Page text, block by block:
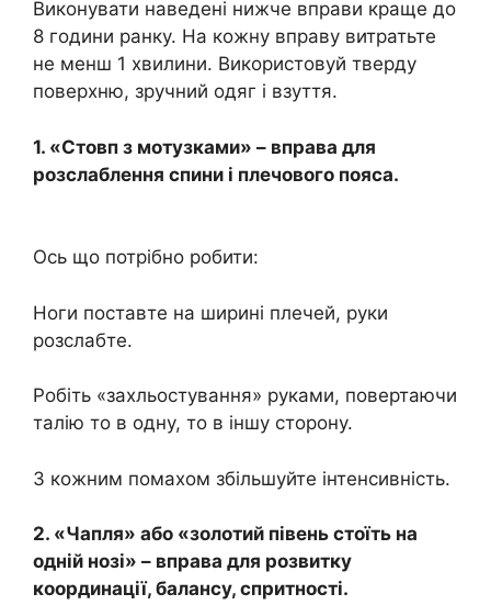
Виконувати наведені нижче вправи краще до
8 години ранку. На кожну вправу витратьте
не менш 1 хвилини. Використовуй тверду
поверхню, зручний одяг і взуття.
1. «Стовп з мотузками» – вправа для
розслаблення спини і плечового пояса.
Ось що потрібно робити:
Ноги поставте на ширині плечей, руки
розслабте.
Робіть «захльостування» руками, повертаючи
талію то в одну, то в іншу сторону.
З кожним помахом збільшуйте інтенсивність.
2. «Чапля» або «золотий півень стоїть на
одній нозі» – вправа для розвитку
координації, балансу, спритності.